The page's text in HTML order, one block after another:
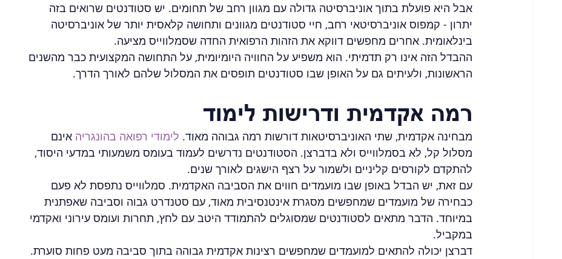
אבל היא פועלת בתוך אוניברסיטה גדולה עם מגוון רחב של תחומים. יש סטודנטים שרואים בזה
יתרון - קמפוס אוניברסיטאי רחב, חיי סטודנטים מגוונים ותחושה קלאסית יותר של אוניברסיטה
בינלאומית. אחרים מחפשים דווקא את הזהות הרפואית החדה שסמלווייס מציעה.
ההבדל הזה אינו רק תדמיתי. הוא משפיע על החוויה היומיומית, על התחושה המקצועית כבר מהשנים
הראשונות, ולעיתים גם על האופן שבו סטודנטים תופסים את המסלול שלהם לאורך הדרך.
רמה אקדמית ודרישות לימוד
מבחינה אקדמית, שתי האוניברסיטאות דורשות רמה גבוהה מאוד. לימודי רפואה בהונגריה אינם
מסלול קל, לא בסמלווייס ולא בדברצן. הסטודנטים נדרשים לעמוד בעומס משמעותי במדעי היסוד,
להתקדם לקורסים קליניים ולשמור על רצף הישגים לאורך שנים.
עם זאת, יש הבדל באופן שבו מועמדים חווים את הסביבה האקדמית. סמלווייס נתפסת לא פעם
כבחירה של מועמדים שמחפשים מסגרת אינטנסיבית מאוד, עם סטנדרט גבוה וסביבה שאפתנית
במיוחד. הדבר מתאים לסטודנטים שמסוגלים להתמודד היטב עם לחץ, תחרות ועומס עירוני ואקדמי
במקביל.
דברצן יכולה להתאים למועמדים שמחפשים רצינות אקדמית גבוהה בתוך סביבה מעט פחות סוערת.